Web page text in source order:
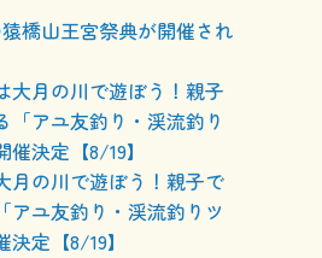
橋山王宮祭典が開催され
月の川で遊ぼう！親子で
アユ友釣り・渓流釣りツ
決定【8/19】